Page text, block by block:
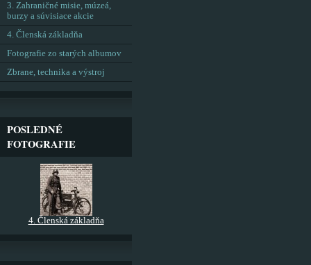
3. Zahraničné misie, múzeá,
burzy a súvisiace akcie
4. Členská základňa
Fotografie zo starých albumov
Zbrane, technika a výstroj
POSLEDNÉ
FOTOGRAFIE
4. Členská základňa